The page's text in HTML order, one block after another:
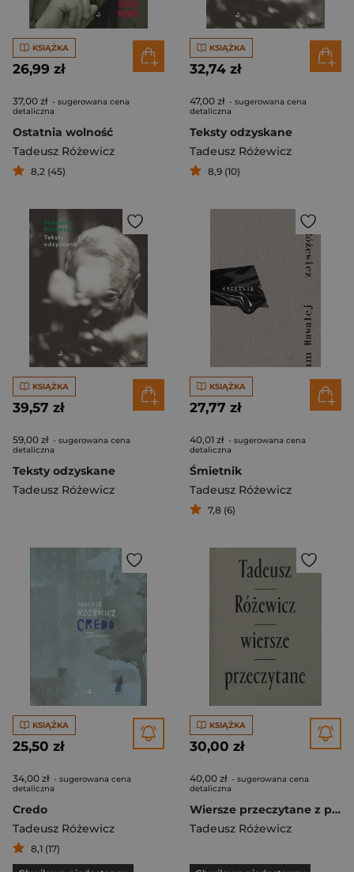
KSIĄŻKA
26,99 zł
37,00 zł - sugerowana cena
detaliczna
Ostatnia wolność
Tadeusz Różewicz
8,2 (45)
KSIĄŻKA
32,74 zł
47,00 zł - sugerowana cena
detaliczna
Teksty odzyskane
Tadeusz Różewicz
8,9 (10)
KSIĄŻKA
39,57 zł
59,00 zł - sugerowana cena
detaliczna
Teksty odzyskane
Tadeusz Różewicz
KSIĄŻKA
27,77 zł
40,01 zł - sugerowana cena
detaliczna
Śmietnik
Tadeusz Różewicz
7,8 (6)
KSIĄŻKA
25,50 zł
34,00 zł - sugerowana cena
detaliczna
Credo
Tadeusz Różewicz
8,1 (17)
KSIĄŻKA
30,00 zł
40,00 zł - sugerowana cena
detaliczna
Wiersze przeczytane z płytą CD mix kolor oprawa
Tadeusz Różewicz